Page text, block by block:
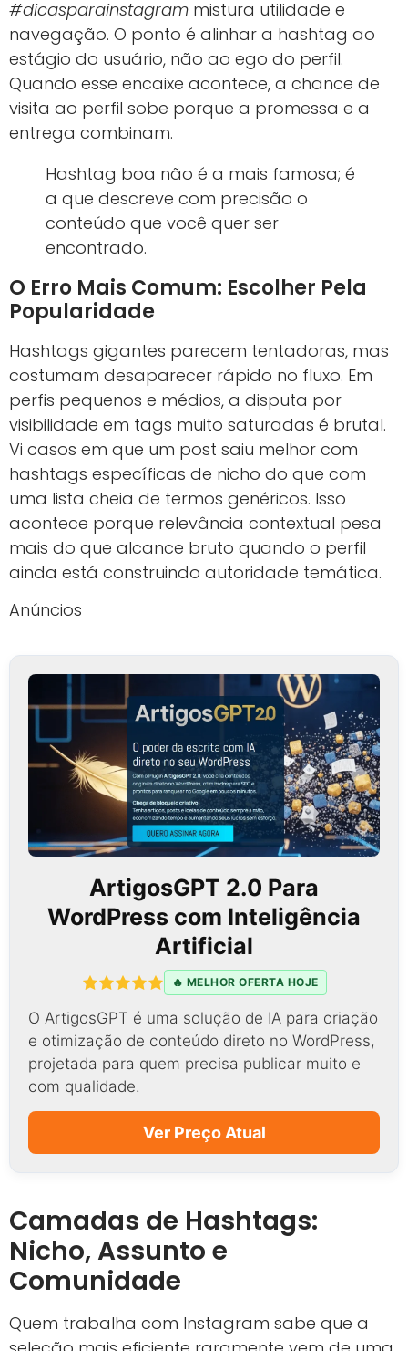
#dicasparainstagram mistura utilidade e
navegação. O ponto é alinhar a hashtag ao
estágio do usuário, não ao ego do perfil.
Quando esse encaixe acontece, a chance de
visita ao perfil sobe porque a promessa e a
entrega combinam.
Hashtag boa não é a mais famosa; é
a que descreve com precisão o
conteúdo que você quer ser
encontrado.
O Erro Mais Comum: Escolher Pela
Popularidade
Hashtags gigantes parecem tentadoras, mas
costumam desaparecer rápido no fluxo. Em
perfis pequenos e médios, a disputa por
visibilidade em tags muito saturadas é brutal.
Vi casos em que um post saiu melhor com
hashtags específicas de nicho do que com
uma lista cheia de termos genéricos. Isso
acontece porque relevância contextual pesa
mais do que alcance bruto quando o perfil
ainda está construindo autoridade temática.
Anúncios
ArtigosGPT 2.0 Para
WordPress com Inteligência
Artificial
🔥 MELHOR OFERTA HOJE
O ArtigosGPT é uma solução de IA para criação
e otimização de conteúdo direto no WordPress,
projetada para quem precisa publicar muito e
com qualidade.
Ver Preço Atual
Camadas de Hashtags:
Nicho, Assunto e
Comunidade
Quem trabalha com Instagram sabe que a